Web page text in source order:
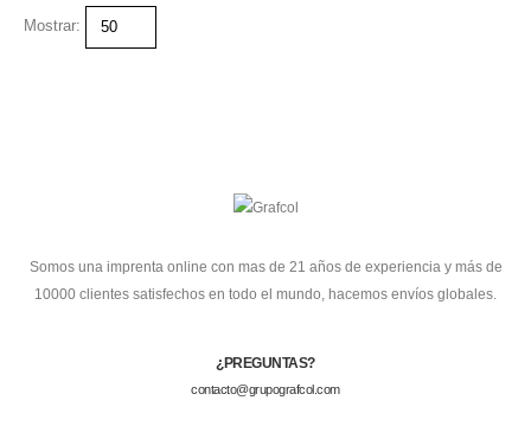
Mostrar:
Somos una imprenta online con mas de 21 años de experiencia y más de
10000 clientes satisfechos en todo el mundo, hacemos envíos globales.
¿PREGUNTAS?
contacto@grupografcol.com